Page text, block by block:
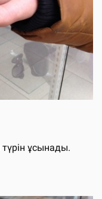
ұсынады.